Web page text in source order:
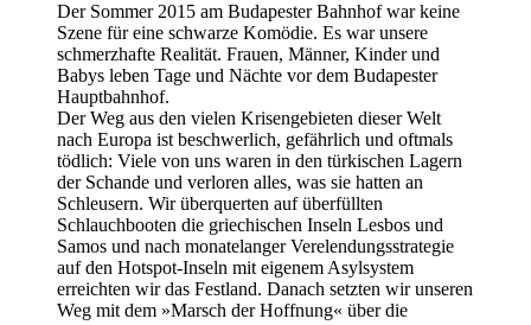
Der Sommer 2015 am Budapester Bahnhof war keine
Szene für eine schwarze Komödie. Es war unsere
schmerzhafte Realität. Frauen, Männer, Kinder und
Babys leben Tage und Nächte vor dem Budapester
Hauptbahnhof.
Der Weg aus den vielen Krisengebieten dieser Welt
nach Europa ist beschwerlich, gefährlich und oftmals
tödlich: Viele von uns waren in den türkischen Lagern
der Schande und verloren alles, was sie hatten an
Schleusern. Wir überquerten auf überfüllten
Schlauchbooten die griechischen Inseln Lesbos und
Samos und nach monatelanger Verelendungsstrategie
auf den Hotspot-Inseln mit eigenem Asylsystem
erreichten wir das Festland. Danach setzten wir unseren
Weg mit dem »Marsch der Hoffnung« über die